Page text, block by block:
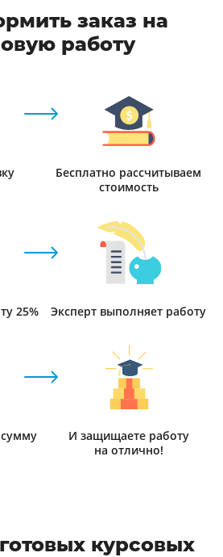
заказ на
работу
Бесплатно рассчитываем
стоимость
25% Эксперт выполняет работу
И защищаете работу
на отлично!
курсовых